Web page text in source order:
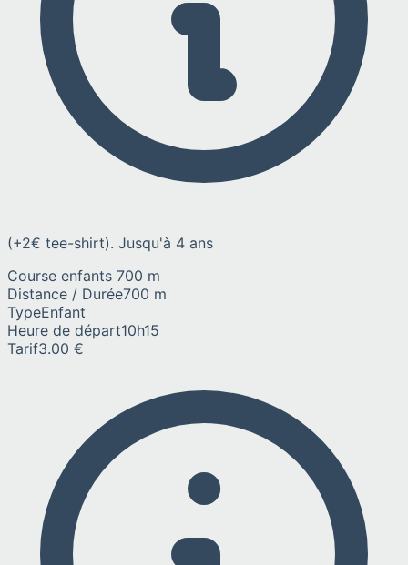
(+2€ tee-shirt). Jusqu'à 4 ans
Course enfants 700 m
Distance / Durée700 m
TypeEnfant
Heure de départ10h15
Tarif3.00 €